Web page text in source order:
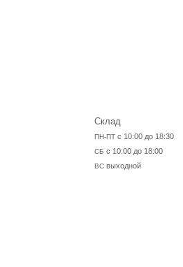
Склад
ПН-ПТ с 10:00 до 18:30
СБ с 10:00 до 18:00
ВС выходной